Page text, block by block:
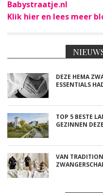
Babystraatje.nl
Klik hier en lees meer
DEZE HEMA
ESSENTIALS
TOP 5 BESTE
GEZINNEN
VAN